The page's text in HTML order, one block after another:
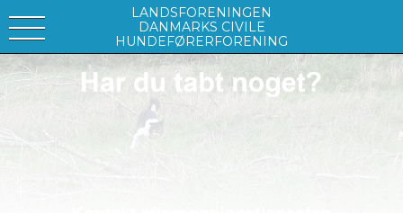
LANDSFORENINGEN
DANMARKS CIVILE
HUNDEFØRERFORENING